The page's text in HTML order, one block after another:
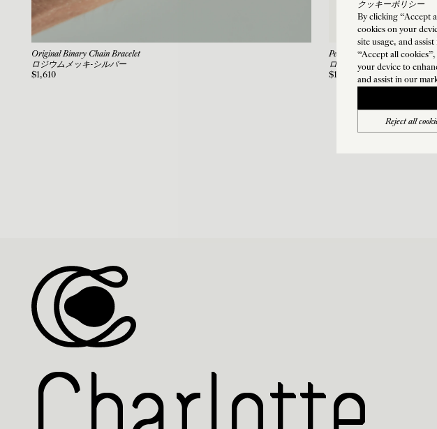
Original Binary Chain Bracelet
ロジウムメッキ-シルバー
$1,610
Petit Binary Chain Bracelet
ロジウムメッキ-シルバー
$1,180
クッキーポリシー
By clicking “Accept
cookies on your
site usage, and
“Accept all
your device to
and assist in our
Reject all